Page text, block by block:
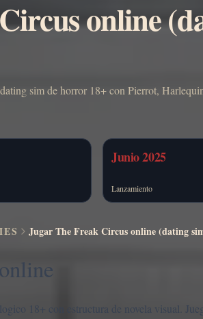
online
sim de horror 18+ con Pierrot,
Junio 2025
Lanzamiento
Jugar The Freak Circus online (dating
18+ con estructura de novela visual.